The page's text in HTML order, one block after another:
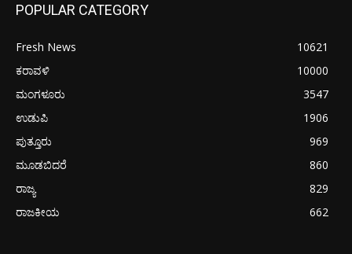
POPULAR CATEGORY
Fresh News
10621
ಕರಾವಳಿ
10000
ಮಂಗಳೂರು
3547
ಉಡುಪಿ
1906
ಪುತ್ತೂರು
969
ಮೂಡಬಿದರೆ
860
ರಾಜ್ಯ
829
ರಾಜಕೀಯ
662